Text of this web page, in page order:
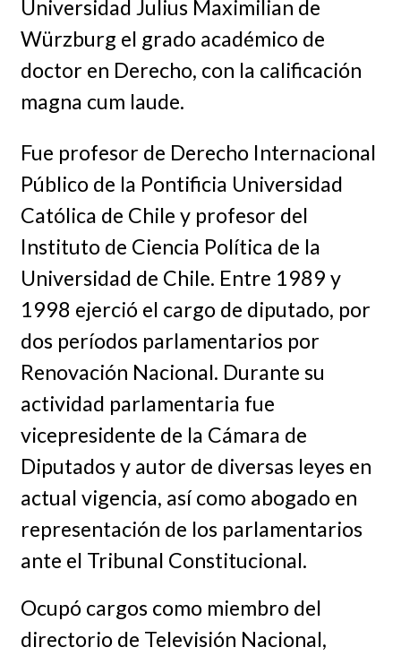
Universidad Julius Maximilian de
Würzburg el grado académico de
doctor en Derecho, con la calificación
magna cum laude.
Fue profesor de Derecho Internacional
Público de la Pontificia Universidad
Católica de Chile y profesor del
Instituto de Ciencia Política de la
Universidad de Chile. Entre 1989 y
1998 ejerció el cargo de diputado, por
dos períodos parlamentarios por
Renovación Nacional. Durante su
actividad parlamentaria fue
vicepresidente de la Cámara de
Diputados y autor de diversas leyes en
actual vigencia, así como abogado en
representación de los parlamentarios
ante el Tribunal Constitucional.
Ocupó cargos como miembro del
directorio de Televisión Nacional,